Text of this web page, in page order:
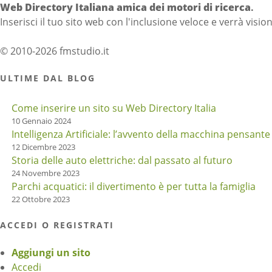
Web Directory Italiana amica dei motori di ricerca.
Inserisci il tuo sito web con l'inclusione veloce e verrà
© 2010-2026 fmstudio.it
ULTIME DAL BLOG
Come inserire un sito su Web Directory Italia
10 Gennaio 2024
Intelligenza Artificiale: l’avvento della macchina pensante
12 Dicembre 2023
Storia delle auto elettriche: dal passato al futuro
24 Novembre 2023
Parchi acquatici: il divertimento è per tutta la famiglia
22 Ottobre 2023
ACCEDI O REGISTRATI
Aggiungi un sito
Accedi